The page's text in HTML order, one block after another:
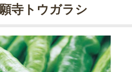
寺トウガラシ